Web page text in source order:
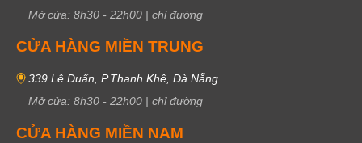
Mở cửa: 8h30 - 22h00 | chỉ đường
CỬA HÀNG MIỀN TRUNG
339 Lê Duẩn, P.Thanh Khê, Đà Nẵng
Mở cửa: 8h30 - 22h00 | chỉ đường
CỬA HÀNG MIỀN NAM